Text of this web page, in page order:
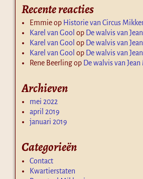
Recente reacties
Emmieop Historie van Circus
Karel van Gool op De walvis van
Karel van Gool op De walvis van
Karel van Gool op De walvis van
Rene Beerlingop De walvis van
Archieven
mei 2022
april 2019
januari 2019
Categorieën
Contact
Kwartierstaten